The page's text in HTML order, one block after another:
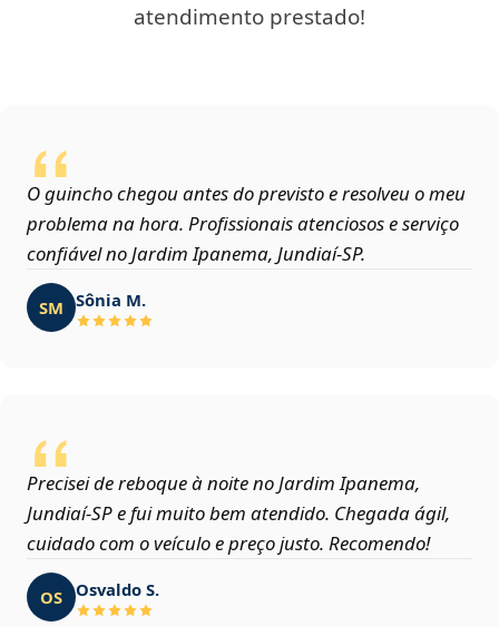
atendimento prestado!
O guincho chegou antes do previsto e resolveu o meu
problema na hora. Profissionais atenciosos e serviço
confiável no Jardim Ipanema, Jundiaí‑SP.
SM Sônia M.
Precisei de reboque à noite no Jardim Ipanema,
Jundiaí‑SP e fui muito bem atendido. Chegada ágil,
cuidado com o veículo e preço justo. Recomendo!
OS Osvaldo S.